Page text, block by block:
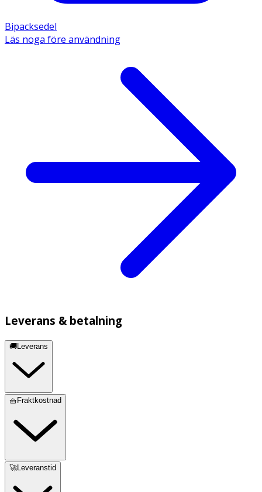
Bipacksedel
Läs noga före användning
Leverans & betalning
🚚Leverans
🧺Fraktkostnad
🚀Leveranstid